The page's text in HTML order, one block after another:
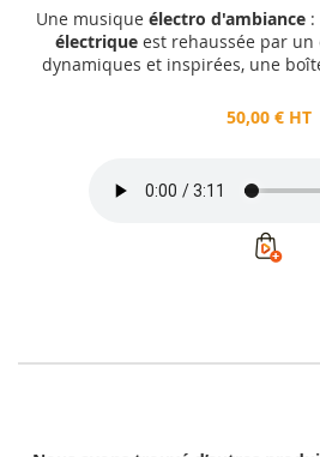
Une musique électro d'ambiance
électriqueest rehaussée par un
dynamiques et inspirées, une
50,00 € HT